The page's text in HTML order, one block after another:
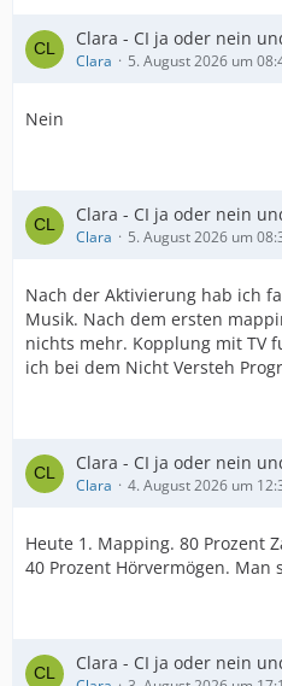
Clara - CI ja oder nein
Clara 5. August 2026 um
Nein
Clara - CI ja oder nein
Clara 5. August 2026 um
Nach der Aktivierung hab ich
Musik. Nach dem ersten
nichts mehr. Kopplung mit TV
ich bei dem Nicht Versteh
Clara - CI ja oder nein
Clara 4. August 2026 um
Heute 1. Mapping. 80 Prozent
40 Prozent Hörvermögen. Man
Clara - CI ja oder nein